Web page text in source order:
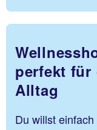
perfekt für
Alltag
Du willst